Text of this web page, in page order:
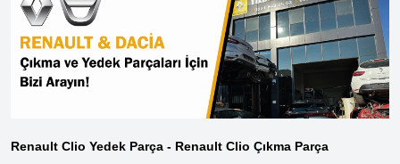
Renault Clio Yedek Parça - Renault Clio Çıkma Parça